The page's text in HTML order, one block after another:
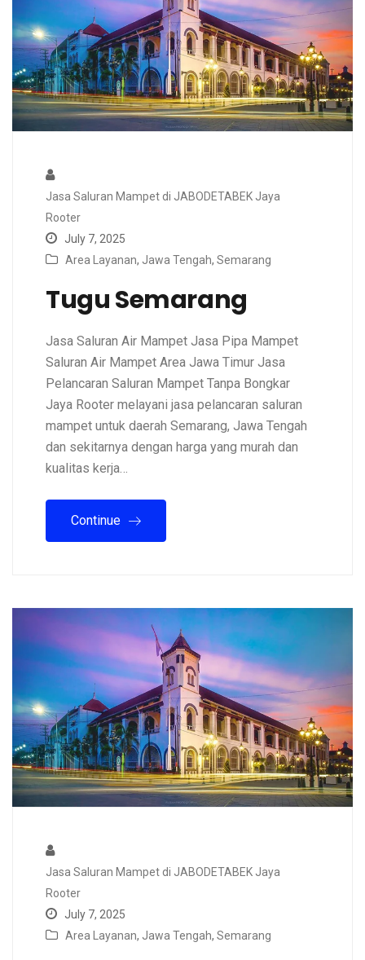
Jasa Saluran Mampet di JABODETABEK Jaya
Rooter
July 7, 2025
Area Layanan, Jawa Tengah, Semarang
Tugu Semarang
Jasa Saluran Air Mampet Jasa Pipa Mampet
Saluran Air Mampet Area Jawa Timur Jasa
Pelancaran Saluran Mampet Tanpa Bongkar
Jaya Rooter melayani jasa pelancaran saluran
mampet untuk daerah Semarang, Jawa Tengah
dan sekitarnya dengan harga yang murah dan
kualitas kerja…
Continue
Jasa Saluran Mampet di JABODETABEK Jaya
Rooter
July 7, 2025
Area Layanan, Jawa Tengah, Semarang